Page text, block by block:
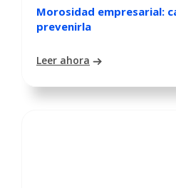
Morosidad empresarial:
prevenirla
Leer ahora